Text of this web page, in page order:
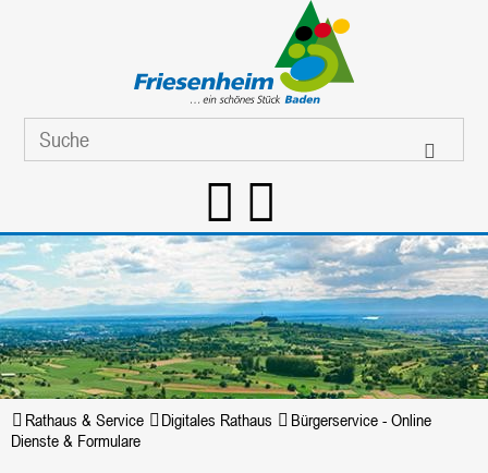
Rathaus & Service Digitales Rathaus
Bürgerservice - Online
Dienste & Formulare